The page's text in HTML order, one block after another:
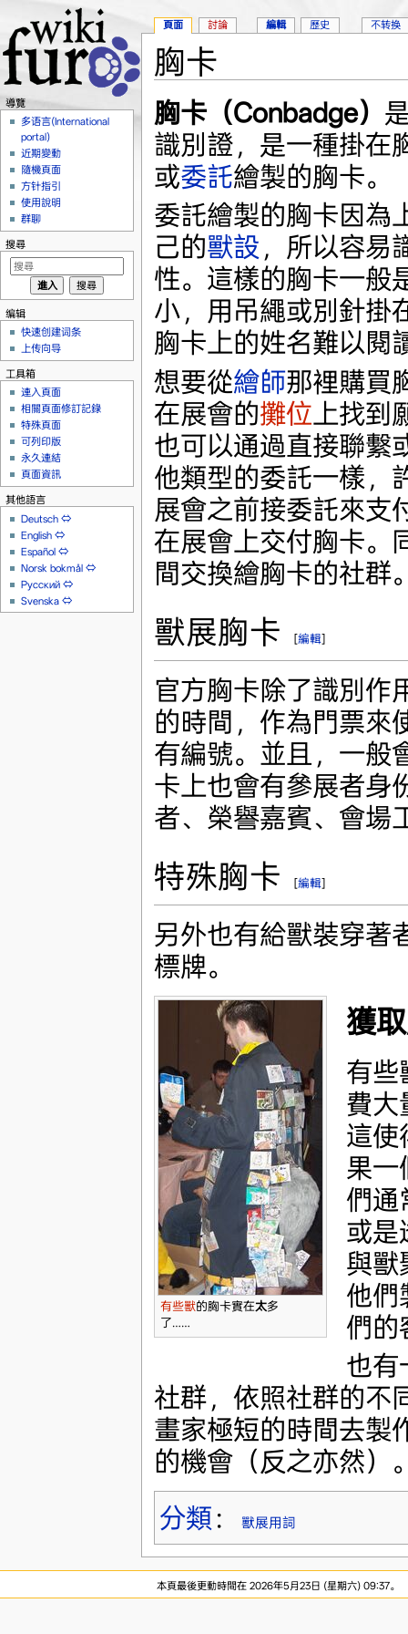
胸卡
胸卡（Conbadge）
識別證，是一種掛在
或委託繪製的胸卡。
委託繪製的胸卡因為
己的獸設 ，所以容易
性。這樣的胸卡一般
小，用吊繩或別針掛
胸卡上的姓名難以閱
想要從繪師那裡購買
在展會的攤位 上找
也可以通過直接聯繫
他類型的委託一樣，
展會之前接委託來支
在展會上交付胸卡。
間交換繪胸卡的社群
獸展胸卡 [編輯]
官方胸卡除了識別作
的時間，作為門票來
有編號。並且，一般
卡上也會有參展者身
者、榮譽嘉賓、會場
特殊胸卡 [編輯]
另外也有給獸裝穿著
標牌。
有些獸的胸卡實在太多
了……
獲
有些
費大
這使
果一
們通
或是
與獸
他們
們的
也有
社群，依照社群的不
畫家極短的時間去製
的機會（反之亦然）
分類 ： 獸展用詞
頁面 討論 編輯 歷史 不转换
導覽
多语言(International
portal)
近期變動
隨機頁面
方针指引
使用說明
群聊
搜尋
编辑
快速创建词条
上传向导
工具箱
連入頁面
相關頁面修訂記錄
特殊頁面
可列印版
永久連結
頁面資訊
其他語言
Deutsch ⇔
English ⇔
Español ⇔
Norsk bokmål ⇔
Русский ⇔
Svenska ⇔
本頁最後更動時間在 2026年5月23日 (星期六) 09:37。